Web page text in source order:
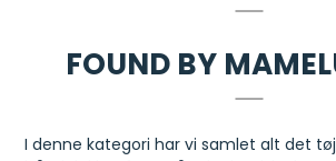
FOUND BY
I denne kategori har vi samlet alt det